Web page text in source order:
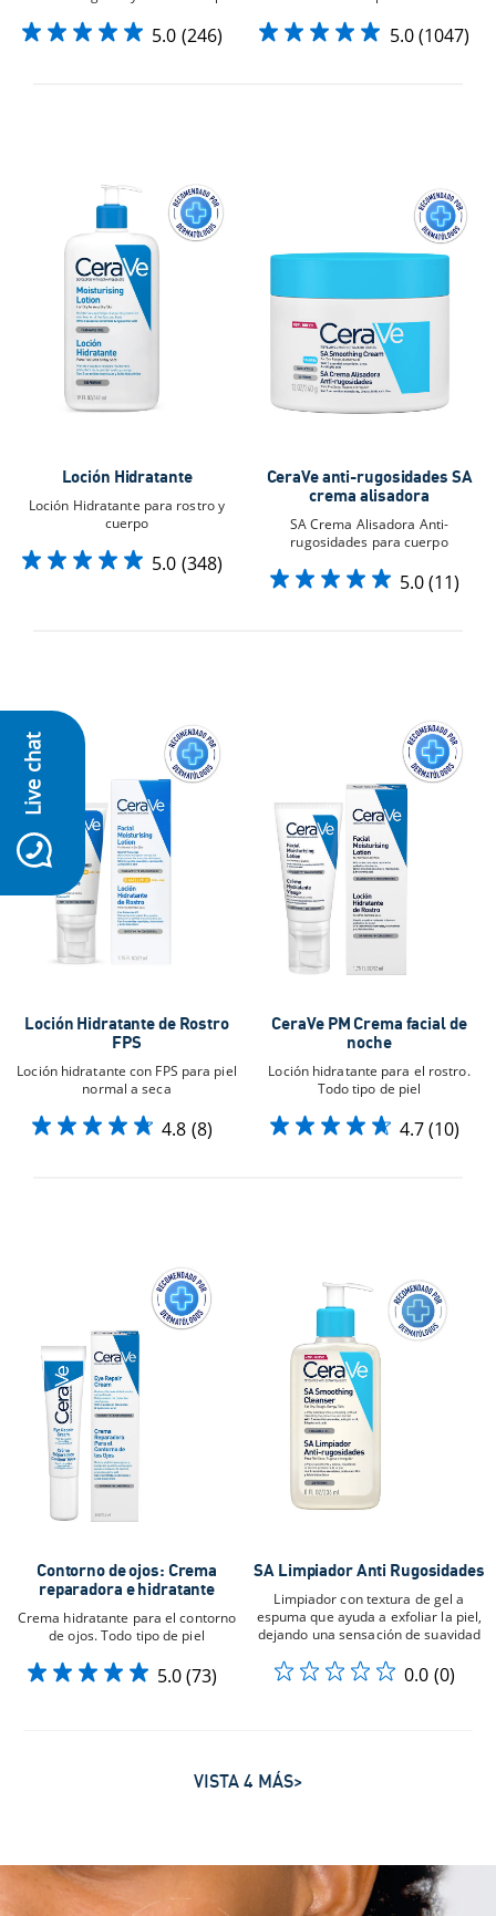
Live chat
icon-whatsapp
5.0 (246) 5.0(1047)
Loción Hidratante
Loción Hidratante para rostro y
cuerpo
5.0 (348)
CeraVe anti-rugosidades SA
crema alisadora
SA Crema Alisadora Anti-
rugosidades para cuerpo
5.0(11)
Loción Hidratante de Rostro
FPS
Loción hidratante con FPS para piel
normal a seca
4.8 (8)
CeraVe PM Crema facial de
noche
Loción hidratante para el rostro.
Todo tipo de piel
4.7(10)
Contorno de ojos: Crema
reparadora e hidratante
Crema hidratante para el contorno
de ojos. Todo tipo de piel
5.0(73)
SA Limpiador Anti Rugosidades
Limpiador con textura de gel a
espuma que ayuda a exfoliar la piel,
dejando una sensación de suavidad
0.0 (0)
VISTA 4 MÁS>